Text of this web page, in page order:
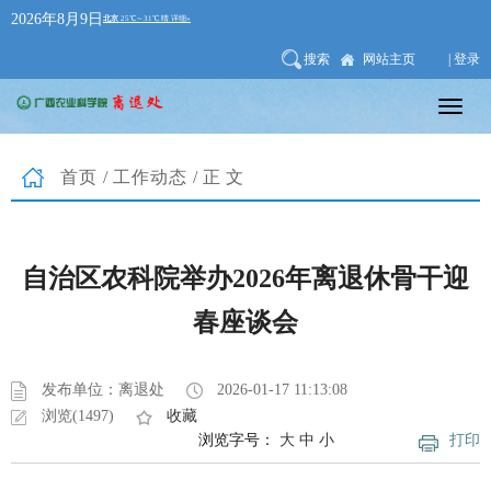
2026年8月9日
搜索 网站主页 | 登录
首页 / 工作动态 /正文
自治区农科院举办2026年离退休骨干迎
春座谈会
发布单位：离退处
2026-01-17 11:13:08
浏览(1497)
收藏
打印
浏览字号： 大 中 小